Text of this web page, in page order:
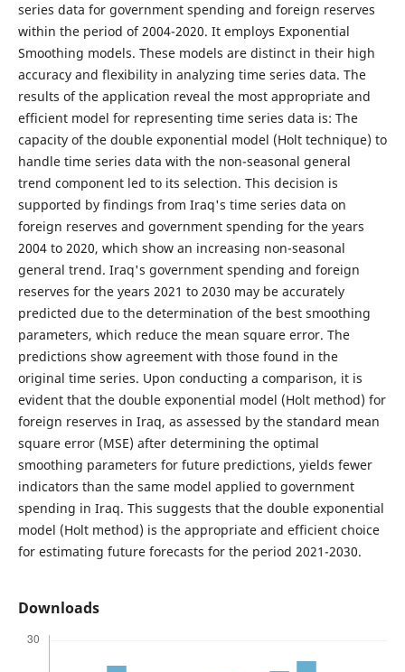
series data for government spending and foreign reserves
within the period of 2004-2020. It employs Exponential
Smoothing models. These models are distinct in their high
accuracy and flexibility in analyzing time series data. The
results of the application reveal the most appropriate and
efficient model for representing time series data is: The
capacity of the double exponential model (Holt technique) to
handle time series data with the non-seasonal general
trend component led to its selection. This decision is
supported by findings from Iraq's time series data on
foreign reserves and government spending for the years
2004 to 2020, which show an increasing non-seasonal
general trend. Iraq's government spending and foreign
reserves for the years 2021 to 2030 may be accurately
predicted due to the determination of the best smoothing
parameters, which reduce the mean square error. The
predictions show agreement with those found in the
original time series. Upon conducting a comparison, it is
evident that the double exponential model (Holt method) for
foreign reserves in Iraq, as assessed by the standard mean
square error (MSE) after determining the optimal
smoothing parameters for future predictions, yields fewer
indicators than the same model applied to government
spending in Iraq. This suggests that the double exponential
model (Holt method) is the appropriate and efficient choice
for estimating future forecasts for the period 2021-2030.
Downloads